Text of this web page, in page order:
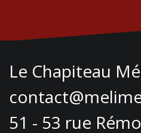
Le Chapiteau
51 - 53 rue